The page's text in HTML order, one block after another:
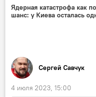
Культура
Афганистан
Ядерная катастрофа как
шанс: у Киева осталась
Сергей Савчук
4 июля 2023, 15:00